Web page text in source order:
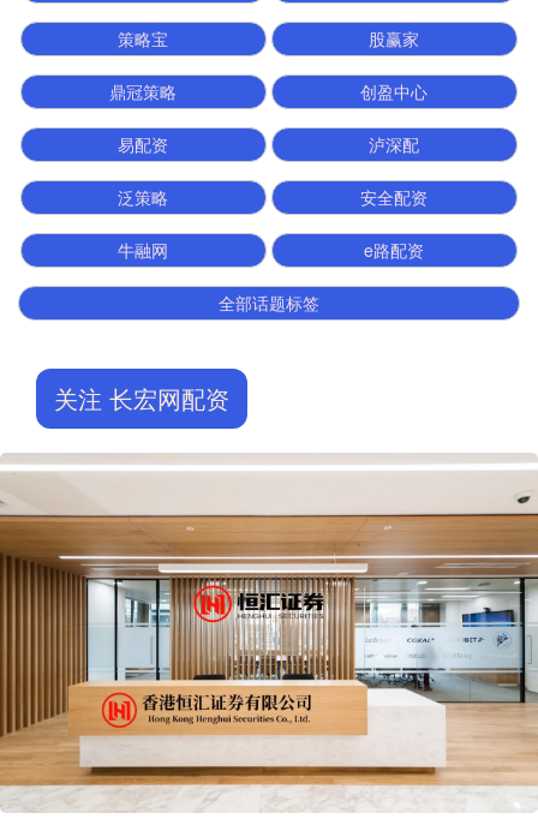
策略宝 股赢家
鼎冠策略 创盈中心
易配资 泸深配
泛策略 安全配资
牛融网 e路配资
全部话题标签
关注 长宏网配资